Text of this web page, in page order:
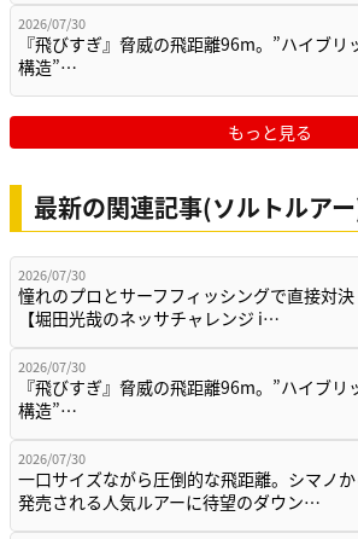
2026/07/30
『飛びすぎ』脅威の飛距離96m。”ハイブリ
構造”…
もっと見る
最新の関連記事(ソルトルア
2026/07/30
憧れのプロとサーフフィッシングで直接対決
【堀田光哉のネッサチャレンジ i…
2026/07/30
『飛びすぎ』脅威の飛距離96m。”ハイブリ
構造”…
2026/07/30
一口サイズながら圧倒的な飛距離。シマノか
発売される人気ルアーに待望のダウン…